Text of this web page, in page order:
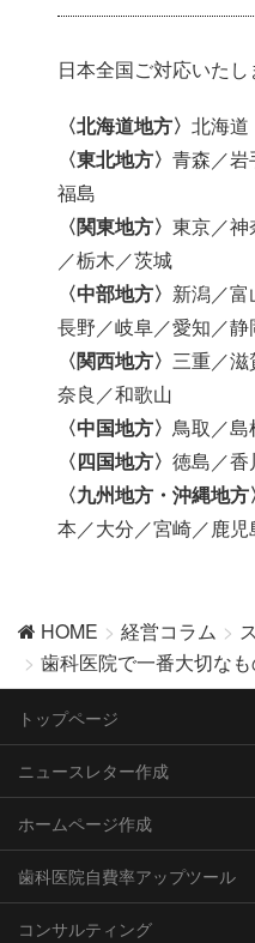
日本全国ご対応いたし
〈北海道地方〉北海道
〈東北地方〉青森／岩
福島
〈関東地方〉東京／
／栃木／茨城
〈中部地方〉 新潟／
長野／岐阜／愛知／静
〈関西地方〉三重／滋
奈良／和歌山
〈中国地方〉鳥取／島
〈四国地方〉徳島／
〈九州地方・沖縄地
本／大分／宮崎／鹿
HOME 経営コラム
歯科医院で一番大切なも
トップページ
ニュースレター作成
ホームページ作成
歯科医院自費率アップツール
コンサルティング